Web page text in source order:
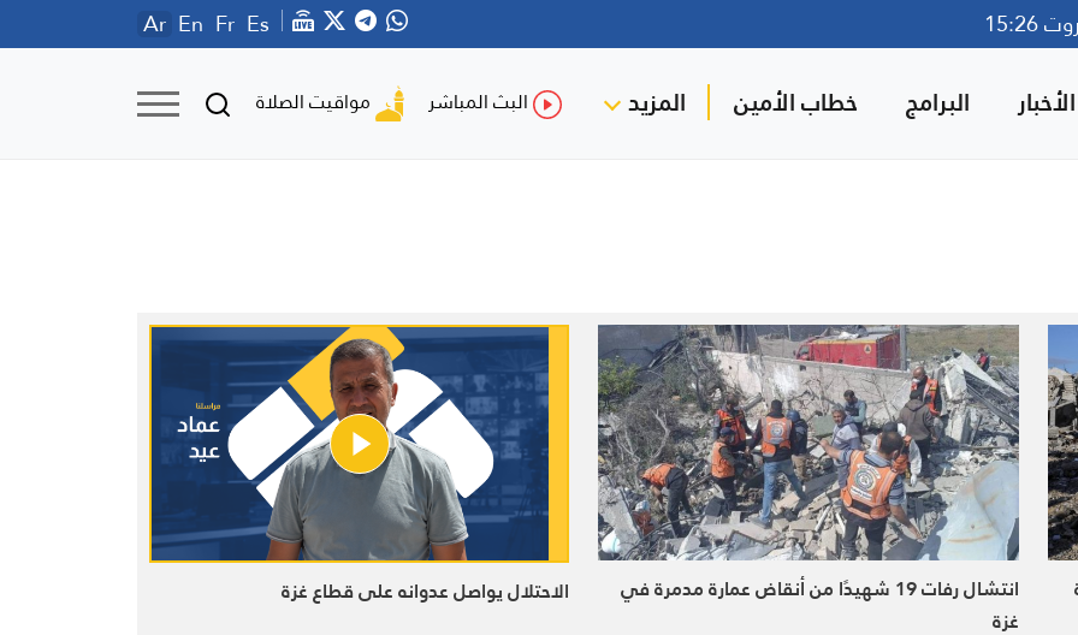
15:26
Ar En Fr Es
البرامج خطاب الأمين المزيد البث المباشر مواقيت الصلاة
انتشال رفات 19 شهيدًا من أنقاض عمارة مدمرة في
غزة
الاحتلال يواصل عدوانه على قطاع غزة